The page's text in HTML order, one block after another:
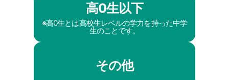
高0生以下
※高0生とは高校生レベルの学力を持った中学
生のことです。
その他